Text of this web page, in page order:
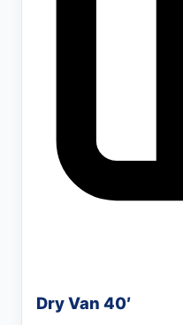
Dry Van 40′